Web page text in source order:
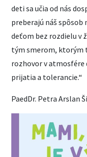
deti sa učia od nás
preberajú náš spôsob
deťom bez rozdielu v
tým smerom, ktorým
rozhovor v atmosfére
prijatia a tolerancie.“
PaedDr. Petra Arslan